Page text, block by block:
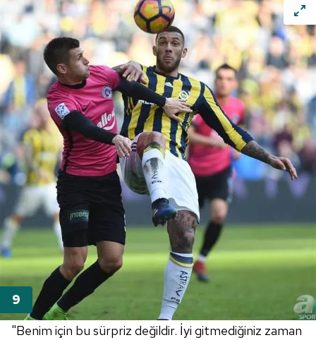
"Benim için bu sürpriz değildir. İyi gitmediğiniz zaman